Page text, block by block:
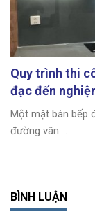
Quy trình thi
đạc đến
Một mặt bàn bếp
đường vân....
BÌNH LUẬN